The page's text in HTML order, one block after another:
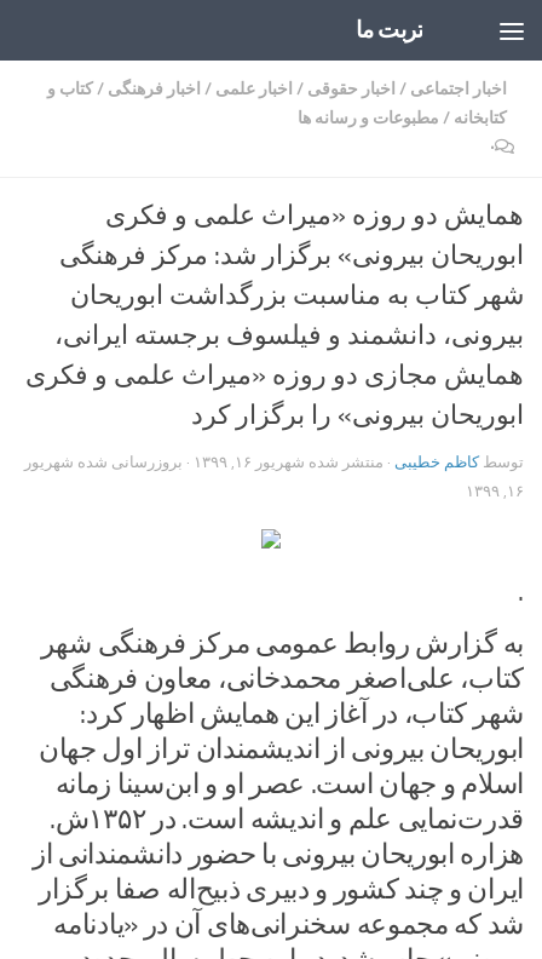
تربت ما
اخبار اجتماعی / اخبار حقوقی / اخبار علمی / اخبار فرهنگی /کتاب و
کتابخانه / مطبوعات و رسانه ها
۰
همایش دو روزه «میراث علمی و فکری
ابوریحان بیرونی» برگزار شد‌: مرکز فرهنگی
شهر کتاب به مناسبت بزرگداشت ابوریحان
بیرونی، دانشمند و فیلسوف برجسته‌ ایرانی،
همایش مجازی دو روزه‌ «میراث علمی و فکری
ابوریحان بیرونی» را برگزار کرد
توسطکاظم خطیبی · منتشر شده شهریور ۱۶, ۱۳۹۹ · بروزرسانی شده شهریور
۱۶, ۱۳۹۹
.‌
به گزارش روابط عمومی مرکز فرهنگی شهر
کتاب، علی‌اصغر محمدخانی، معاون فرهنگی
شهر کتاب، در آغاز این همایش اظهار کرد:
ابوریحان بیرونی از اندیشمندان تراز اول جهان
اسلام و جهان است. عصر او و ابن‌سینا زمانه‌
قدرت‌نمایی علم و اندیشه است. در ۱۳۵۲ش.
هزاره‌ ابوریحان بیرونی با حضور دانشمندانی از
ایران و چند کشور و دبیری ذبیح‌اله صفا برگزار
شد که مجموعه‌ سخنرانی‌های آن در «یادنامه‌